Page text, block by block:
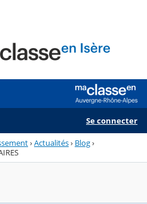
Se connecter
›Actualités› Blog›